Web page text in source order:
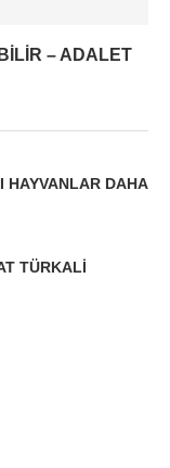
– ADALET
HAYVANLAR DAHA
TÜRKALI